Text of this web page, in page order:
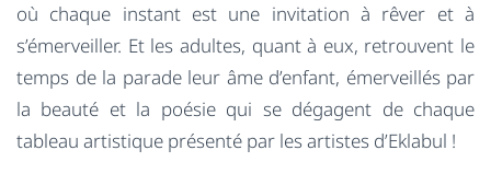
où chaque instant est une invitation à rêver et à
s’émerveiller. Et les adultes, quant à eux, retrouvent le
temps de la parade leur âme d’enfant, émerveillés par
la beauté et la poésie qui se dégagent de chaque
tableau artistique présenté par les artistes d’Eklabul !